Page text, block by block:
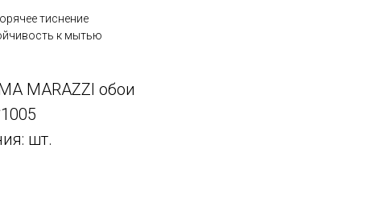
тиснение
к мытью
MARAZZI обои
шт.